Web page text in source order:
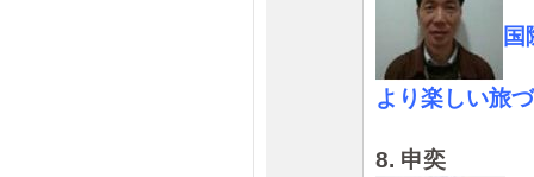
国
より楽しい旅
8. 申奕